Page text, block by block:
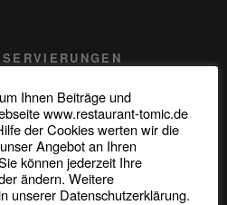
Ihnen Beiträge und
www.restaurant-tomic.de
der Cookies werten wir die
Angebot an Ihren
können jederzeit Ihre
ändern. Weitere
unserer Datenschutzerklärung.